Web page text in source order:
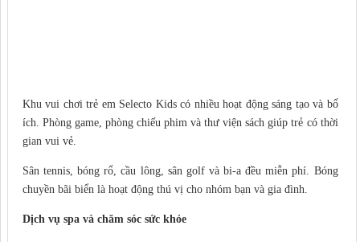
Khu vui chơi trẻ em Selecto Kids có nhiều hoạt động sáng tạo và bổ
ích. Phòng game, phòng chiếu phim và thư viện sách giúp trẻ có thời
gian vui vẻ.
Sân tennis, bóng rổ, cầu lông, sân golf và bi-a đều miễn phí. Bóng
chuyền bãi biển là hoạt động thú vị cho nhóm bạn và gia đình.
Dịch vụ spa và chăm sóc sức khỏe